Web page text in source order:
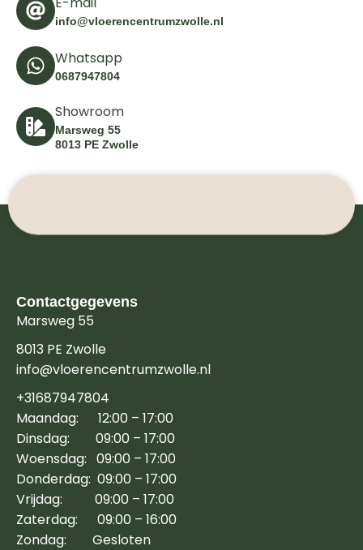
info@vloerencentrumzwolle.nl
Whatsapp
0687947804
Showroom
Marsweg 55
8013 PE Zwolle
Contactgegevens
Marsweg 55
8013 PE Zwolle
info@vloerencentrumzwolle.nl
+31687947804
Maandag: 12:00 – 17:00
Dinsdag: 09:00 – 17:00
Woensdag: 09:00 – 17:00
Donderdag: 09:00 – 17:00
Vrijdag: 09:00 – 17:00
Zaterdag: 09:00 – 16:00
Zondag: Gesloten